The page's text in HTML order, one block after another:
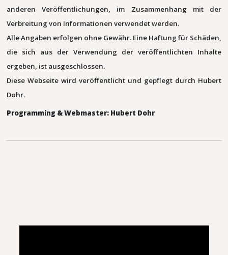
anderen Veröffentlichungen, im Zusammenhang mit der
Verbreitung von Informationen verwendet werden.
Alle Angaben erfolgen ohne Gewähr. Eine Haftung für Schäden,
die sich aus der Verwendung der veröffentlichten Inhalte
ergeben, ist ausgeschlossen.
Diese Webseite wird veröffentlicht und gepflegt durch Hubert
Dohr.
Programming & Webmaster: Hubert Dohr